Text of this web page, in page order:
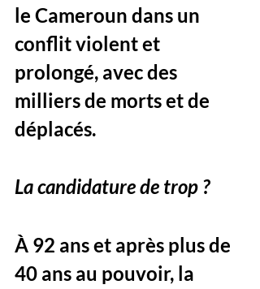
le Cameroun dans un
conflit violent et
prolongé, avec des
milliers de morts et de
déplacés.
La candidature de trop ?
À 92 ans et après plus de
40 ans au pouvoir, la